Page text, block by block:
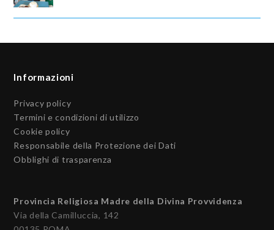
Informazioni
Privacy policy
Termini e condizioni di utilizzo
Cookie policy
Responsabile della Protezione dei Dati
Obblighi di trasparenza
Provincia Religiosa Madre della Divina Provvidenza
Via della Camilluccia, 142